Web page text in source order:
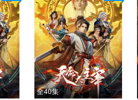
全40集